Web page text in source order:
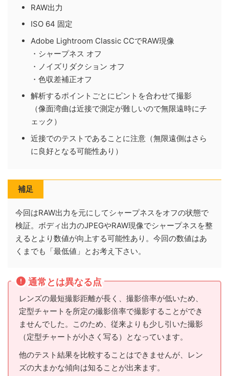
RAW出力
ISO 64 固定
Adobe Lightroom Classic CCでRAW現像
・シャープネス オフ
・ノイズリダクション オフ
・色収差補正オフ
解析するポイントごとにピントを合わせて撮影
（像面湾曲は近接で測定が難しいので無限遠時にチ
ェック）
近接でのテストであることに注意（無限遠側はさら
に良好となる可能性あり）
補足
今回はRAW出力を元にしてシャープネスをオフの状態で
検証。ボディ出力のJPEGやRAW現像でシャープネスを整
えるとより数値が向上する可能性あり。今回の数値はあ
くまでも「最低値」とお考え下さい。
通常とは異なる点
レンズの最短撮影距離が長く、撮影倍率が低いため、
定型チャートを所定の撮影倍率で撮影することができ
ませんでした。このため、従来よりも少し引いた撮影
（定型チャートが小さく写る）となっています。
他のテスト結果を比較することはできませんが、レン
ズの大まかな傾向は知ることが出来ます。